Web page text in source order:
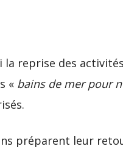
la reprise des
« bains de mer pour
préparent leur